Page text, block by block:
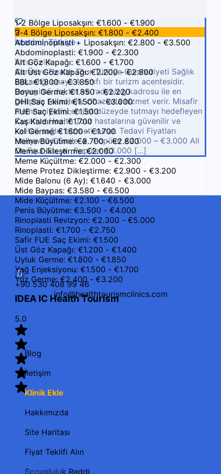
İstanbul, Türkiye
Ertu Çelik
Curative Health Tour Türkiye Cumhuriyeti Sağlık
Bakanlığı onaylı A sınıfı bir turizm acentesidir.
Deneyimli doktor ve radyolog kadrosu ile en
gelişmiş teknolojik cihazlarla hizmet verir. Misafir
memnuniyetini en üst düzeyde tutmayı hedefleyen
Curative Health Tour hastalarına güvenilir ve
kaliteli sağlık hizmeti sunar. Tedavi Fiyatları
Hollywood Smile 🔥 Popüler €2.000 – €3.000 All
On Four-Six 🔥 Popüler €3.000 […]
1-2 Bölge Liposakşın: €1.600 - €1.900
3-4 Bölge Liposakşın: €1.800 - €2.400
Abdominoplasti + Liposakşın: €2.800 - €3.500
Abdominoplasti: €1.900 - €2.300
Alt Göz Kapağı: €1.600 - €1.700
Alt Üst Göz Kapağı: €2.200 - €2.800
BBL: €1.800 - €3.850
Boyun Germe: €1.850 - €2.220
DHI Saç Ekimi: €1.500 - €3.000
FUE Saç Ekimi: €1.500
Kaş Kaldırma: €1.700
Kol Germe: €1.600 - €1.700
Meme Büyütme: €2.700 - €2.800
Meme Dikleştirme: €2.000
Meme Küçültme: €2.000 - €2.300
Meme Protez Dikleştirme: €2.900 - €3.200
Mide Balonu (6 Ay): €1.640 - €3.000
Mide Baypas: €3.580 - €6.500
Mide Küçültme: €2.100 - €6.500
Penis Büyütme: €3.500 - €4.000
Rinoplasti Revizyon: €2.300 - €5.000
Rinoplasti: €1.700 - €2.750
Safir FUE Saç Ekimi: €1.500
Üst Göz Kapağı: €1.200 - €1.400
Uyluk Germe: €1.800 - €1.850
Yağ Enjeksiyonu: €1.500 - €1.700
Yüz Germe: €2.400 - €3.200
IDEA IC Health Tourism
5.0
7 İncelemeler
+90 530 408 99 46
info@healthtourismclinics.com
Blog
İletişim
Klinik Ekle
Hakkımızda
Site Haritası
Fiyat Teklifi Alın
Sorumluluk Reddi